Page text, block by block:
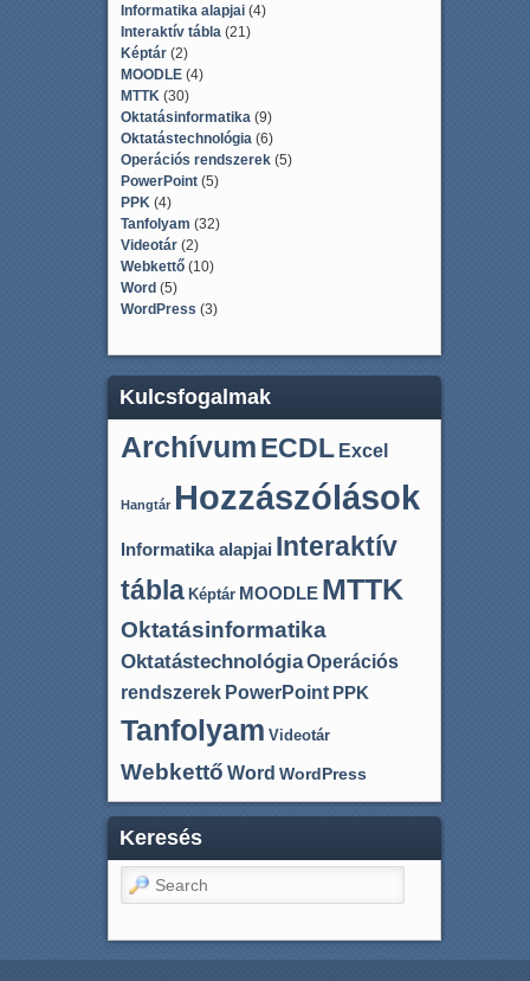
Informatika alapjai(4)
Interaktív tábla (21)
Képtár(2)
MOODLE(4)
MTTK (30)
Oktatásinformatika (9)
Oktatástechnológia (6)
Operációs rendszerek(5)
PowerPoint(5)
PPK (4)
Tanfolyam (32)
Videotár(2)
Webkettő(10)
Word(5)
WordPress (3)
Kulcsfogalmak
ArchívumECDL Excel
Hangtár Hozzászólások
Informatika alapjai Interaktív
tábla Képtár MOODLE MTTK
Oktatásinformatika
OktatástechnológiaOperációs
rendszerek PowerPoint PPK
Tanfolyam Videotár
Webkettő Word WordPress
Keresés
Search